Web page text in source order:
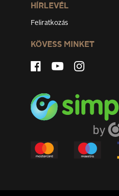
HÍRLEVÉL
Feliratkozás
KÖVESS MINKET